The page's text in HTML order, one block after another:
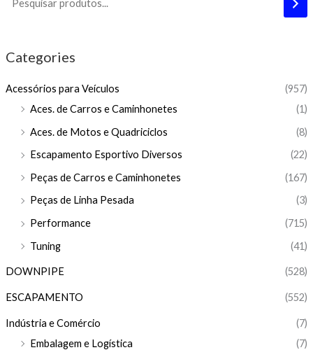
Categories
Acessórios para Veículos
(957)
Aces. de Carros e Caminhonetes
(1)
Aces. de Motos e Quadriciclos
(8)
Escapamento Esportivo Diversos
(22)
Peças de Carros e Caminhonetes
(167)
Peças de Linha Pesada
(3)
Performance
(715)
Tuning
(41)
DOWNPIPE (528)
ESCAPAMENTO (552)
Indústria e Comércio
(7)
Embalagem e Logística
(7)